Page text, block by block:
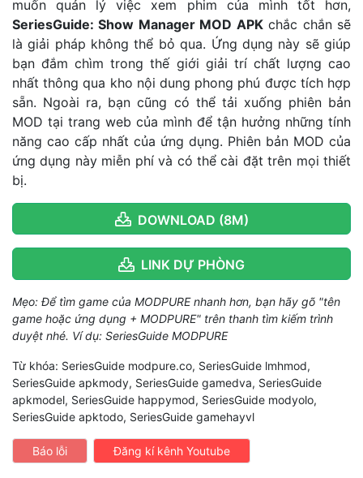
muốn quản lý việc xem phim của mình tốt hơn,
SeriesGuide: Show Manager MOD APKchắc chắn sẽ
là giải pháp không thể bỏ qua. Ứng dụng này sẽ giúp
bạn đắm chìm trong thế giới giải trí chất lượng cao
nhất thông qua kho nội dung phong phú được tích hợp
sẵn. Ngoài ra, bạn cũng có thể tải xuống phiên bản
MOD tại trang web của mình để tận hưởng những tính
năng cao cấp nhất của ứng dụng. Phiên bản MOD của
ứng dụng này miễn phí và có thể cài đặt trên mọi thiết
bị.
DOWNLOAD (8M)
LINK DỰ PHÒNG
Mẹo: Để tìm game của MODPURE nhanh hơn, bạn hãy gõ "tên
game hoặc ứng dụng + MODPURE" trên thanh tìm kiếm trình
duyệt nhé. Ví dụ: SeriesGuide MODPURE
Từ khóa: SeriesGuide modpure.co, SeriesGuide lmhmod,
SeriesGuide apkmody, SeriesGuide gamedva, SeriesGuide
apkmodel, SeriesGuide happymod, SeriesGuide modyolo,
SeriesGuide apktodo, SeriesGuide gamehayvl
Báo lỗi Đăng kí kênh Youtube